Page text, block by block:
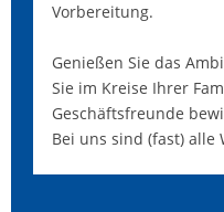
Vorbereitung.
Genießen Sie das
Sie im Kreise Ihrer
Geschäftsfreunde
Bei uns sind (fast) alle